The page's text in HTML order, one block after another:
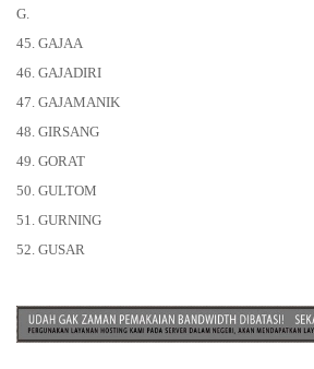
G.
45. GAJAA
46. GAJADIRI
47. GAJAMANIK
48. GIRSANG
49. GORAT
50. GULTOM
51. GURNING
52. GUSAR